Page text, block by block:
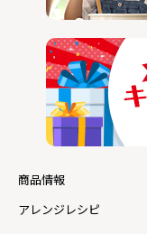
商品情報
アレンジレシピ